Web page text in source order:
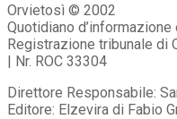
Orvietosì © 2002
Quotidiano d’informazione
Registrazione tribunale di
| Nr. ROC 33304
Direttore Responsabile:
Editore: Elzevira di Fabio